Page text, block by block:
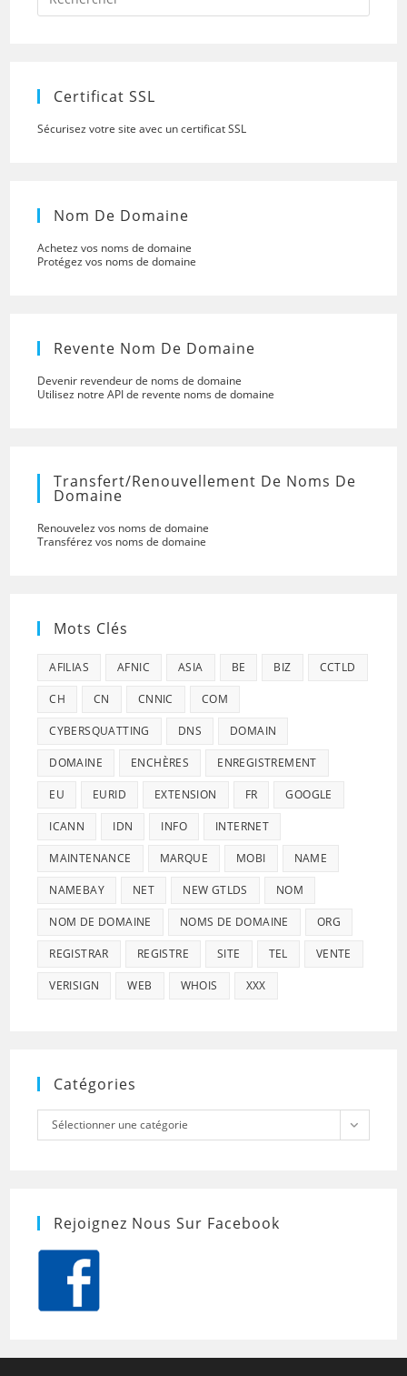
to
Certificat SSL
Sécurisez votre site avec un certificat SSL
Nom De Domaine
Achetez vos noms de domaine
Protégez vos noms de domaine
Revente Nom De Domaine
Devenir revendeur de noms de domaine
Utilisez notre API de revente noms de domaine
Transfert/renouvellement De Noms De
Domaine
Renouvelez vos noms de domaine
Transférez vos noms de domaine
Mots Clés
AFILIAS AFNIC ASIA BE BIZ CCTLD
CH CN CNNIC COM
CYBERSQUATTING DNS DOMAIN
DOMAINE ENCHÈRES ENREGISTREMENT
EU EURID EXTENSION FR GOOGLE
ICANN IDN INFO INTERNET
MAINTENANCE MARQUE MOBI NAME
NAMEBAY NET NEW GTLDS NOM
NOM DE DOMAINE NOMS DE DOMAINE ORG
REGISTRAR REGISTRE SITE TEL VENTE
VERISIGN WEB WHOIS XXX
Catégories
Catégories
Sélectionner une catégorie
Rejoignez Nous Sur Facebook